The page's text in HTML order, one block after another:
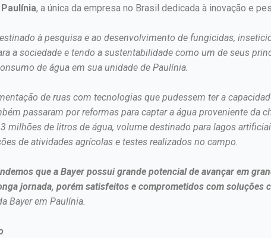
, a única da empresa no Brasil dedicada à inovação e
à pesquisa e ao desenvolvimento de fungicidas,
a sociedade e tendo a sustentabilidade como um de seus
de água em sua unidade de Paulínia.
de ruas com tecnologias que pudessem ter a
passaram por reformas para captar a água proveniente da
milhões de litros de água, volume destinado para lagos
de atividades agrícolas e testes realizados no campo.
que a Bayer possui grande potencial de avançar em
jornada, porém satisfeitos e comprometidos com soluções
Bayer em Paulínia.